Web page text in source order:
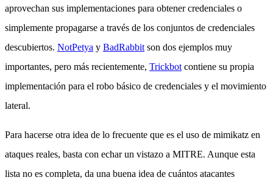
aprovechan sus implementaciones para obtener credenciales o
simplemente propagarse a través de los conjuntos de credenciales
descubiertos. NotPetya y BadRabbit son dos ejemplos muy
importantes, pero más recientemente, Trickbot contiene su propia
implementación para el robo básico de credenciales y el movimiento
lateral.
Para hacerse otra idea de lo frecuente que es el uso de mimikatz en
ataques reales, basta con echar un vistazo a MITRE. Aunque esta
lista no es completa, da una buena idea de cuántos atacantes